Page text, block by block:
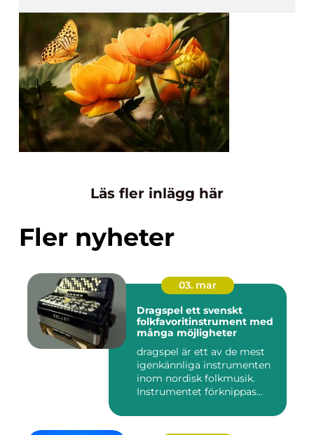
Läs fler inlägg här
Fler nyheter
03. mar
Dragspel ett svenskt
folkfavoritinstrument med
många möjligheter
dragspel är ett av de mest
igenkännliga instrumenten
inom nordisk folkmusik.
Instrumentet förknippas...